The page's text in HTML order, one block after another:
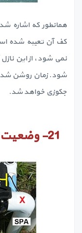
همانطور که اشاره
کف آن تعبیه شده
نمی شود، از این
شود. زمان روشن شدن
جکوزی خواهد شد.
21- وضعیت